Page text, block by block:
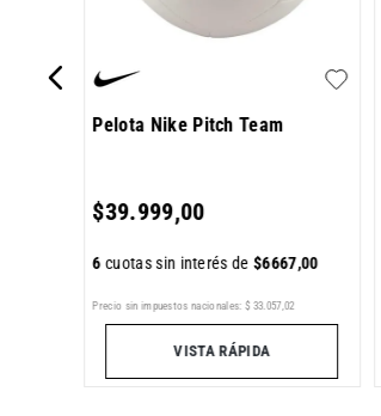
Pelota Nike Pitch Team
$39.999,00
6cuotas sin interés de$6667,00
Precio sin impuestos nacionales: $ 33.057,02
VISTA RÁPIDA